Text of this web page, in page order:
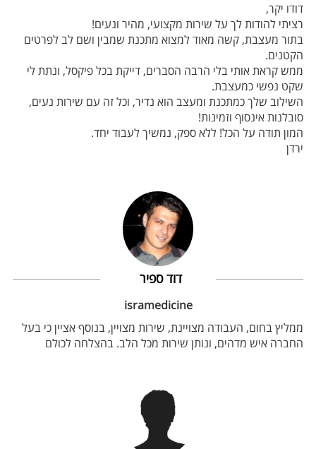
דודו יקר,
רציתי להודות לך על שירות מקצועי, מהיר ונעים!
בתור מעצבת, קשה מאוד למצוא מתכנת שמבין ושם לב לפרטים
הקטנים.
ממש קראת אותי בלי הרבה הסברים, דייקת בכל פיקסל, ונתת לי
שקט נפשי כמעצבת.
השילוב שלך כמתכנת ומעצב הוא נדיר, וכל זה עם שירות נעים,
סובלנות אינסוף וזמינות!
המון תודה על הכל! ללא ספק, נמשיך לעבוד יחד.
ירדן
דוד ספיר
isramedicine
ממליץ בחום, העבודה מצויינת, שירות מצויין, בנוסף אציין כי בעל
החברה איש מדהים, ונותן שירות מכל הלב. בהצלחה לכולם